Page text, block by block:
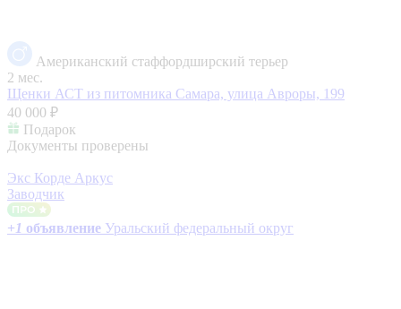
Американский стаффордширский терьер
2 мес.
Щенки АСТ из питомника Самара, улица Авроры, 199
40 000 ₽
Подарок
Документы проверены
Экс Корде Аркус
Заводчик
+1 объявление Уральский федеральный округ